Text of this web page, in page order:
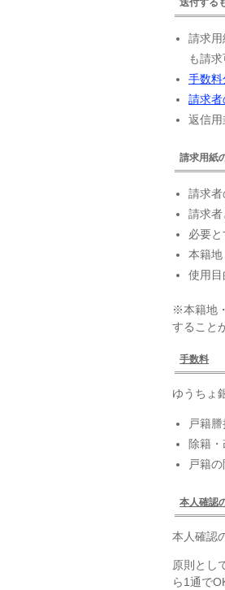
請求
も請求
手数
請求者
返信用
請求用紙
請求者
請求
必要
本籍地
使用目
※本籍地
すること
手数料
ゆうちょ
戸籍
除籍
戸籍
本人確認
本人確認
原則とし
ら1通で